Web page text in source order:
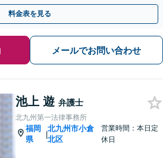
日相談可】【完全個室相談】
料金表を見る
メールでお問い合わせ
池上 遊 弁護士
北九州第一法律事務所
福岡
県
|
北九州市小倉
北区
営業時間：本日定
休日